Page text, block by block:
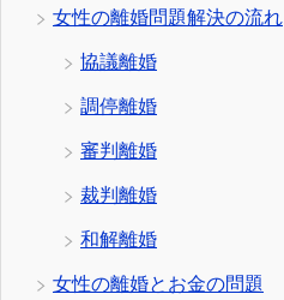
女性の離婚問題解決の流れ
協議離婚
調停離婚
審判離婚
裁判離婚
和解離婚
女性の離婚とお金の問題